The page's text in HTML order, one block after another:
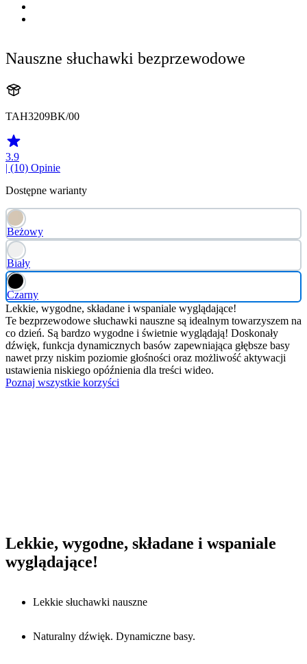
Nauszne słuchawki bezprzewodowe
TAH3209BK/00
3.9
| (10) Opinie
Dostępne warianty
Beżowy
Biały
Czarny
Lekkie, wygodne, składane i wspaniale wyglądające!
Te bezprzewodowe słuchawki nauszne są idealnym towarzyszem na
co dzień. Są bardzo wygodne i świetnie wyglądają! Doskonały
dźwięk, funkcja dynamicznych basów zapewniająca głębsze basy
nawet przy niskim poziomie głośności oraz możliwość aktywacji
ustawienia niskiego opóźnienia dla treści wideo.
Poznaj wszystkie korzyści
Lekkie, wygodne, składane i wspaniale
wyglądające!
Lekkie słuchawki nauszne
Naturalny dźwięk. Dynamiczne basy.